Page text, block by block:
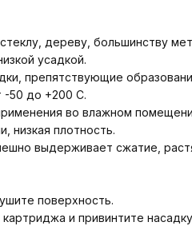
дереву, большинству
усадкой.
препятствующие
-50 до +200 С.
во влажном
низкая плотность.
выдерживает сжатие,
поверхность.
картриджа и привинтите